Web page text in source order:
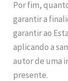
Por fim,
garantir a
garantir ao
aplicando a
autor de uma
presente.